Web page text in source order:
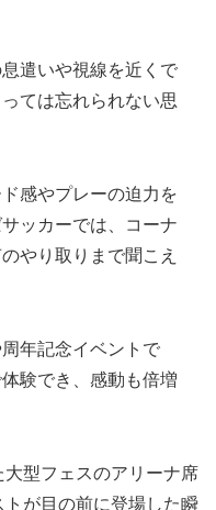
息遣いや視線を近くで
ては忘れられない思
感やプレーの迫力を
ッカーでは、コーナ
やり取りまで聞こえ
周年記念イベントで
験でき、感動も倍増
型フェスのアリーナ席
が目の前に登場した瞬